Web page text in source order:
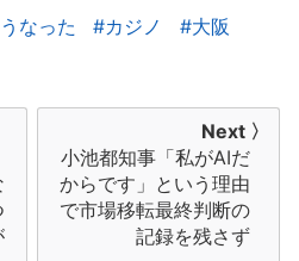
なった カジノ 大阪
Next 〉
小池都知事「私がAIだ
からです」という理由
で市場移転最終判断の
記録を残さず